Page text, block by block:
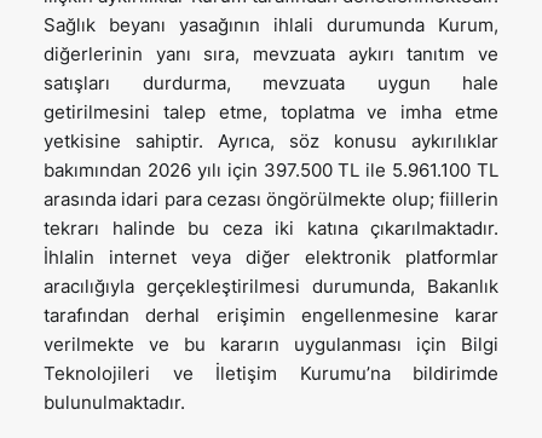
Sağlık beyanı yasağının ihlali durumunda Kurum,
diğerlerinin yanı sıra, mevzuata aykırı tanıtım ve
satışları durdurma, mevzuata uygun hale
getirilmesini talep etme, toplatma ve imha etme
yetkisine sahiptir. Ayrıca, söz konusu aykırılıklar
bakımından 2026 yılı için 397.500 TL ile 5.961.100 TL
arasında idari para cezası öngörülmekte olup; fiillerin
tekrarı halinde bu ceza iki katına çıkarılmaktadır.
İhlalin internet veya diğer elektronik platformlar
aracılığıyla gerçekleştirilmesi durumunda, Bakanlık
tarafından derhal erişimin engellenmesine karar
verilmekte ve bu kararın uygulanması için Bilgi
Teknolojileri ve İletişim Kurumu’na bildirimde
bulunulmaktadır.